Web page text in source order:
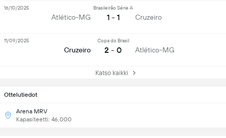
Ottelutiedot
Arena MRV
Kapasiteetti: 46,000
Atlético-MG
Brasileirão Série A
1 - 1 Cruzeiro
16/10/2025
Cruzeiro
Copa do Brasil
2 - 0 Atlético-MG
11/09/2025
Katso kaikki